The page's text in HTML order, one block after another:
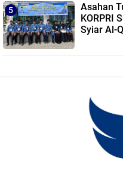
Asahan
KORPRI
Syiar Al-